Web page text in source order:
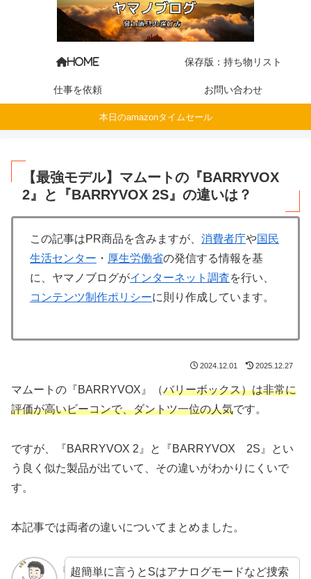
HOME 保存版：持ち物リスト
仕事を依頼 お問い合わせ
本日のamazonタイムセール
【最強モデル】マムートの『BARRYVOX
2』と『BARRYVOX 2S』の違いは？
この記事はPR商品を含みますが、 消費者庁や国民
生活センター ・ 厚生労働省の発信する情報を基
に、ヤマノブログがインターネット調査を行い、
コンテンツ制作ポリシーに則り作成しています。
2024.12.01 2025.12.27
マムートの『BARRYVOX』（バリーボックス）は非常に
評価が高いビーコンで、ダントツ一位の人気です。
ですが、『BARRYVOX 2』と『BARRYVOX 2S』とい
う良く似た製品が出ていて、その違いがわかりにくいで
す。
本記事では両者の違いについてまとめました。
超簡単に言うとSはアナログモードなど捜索